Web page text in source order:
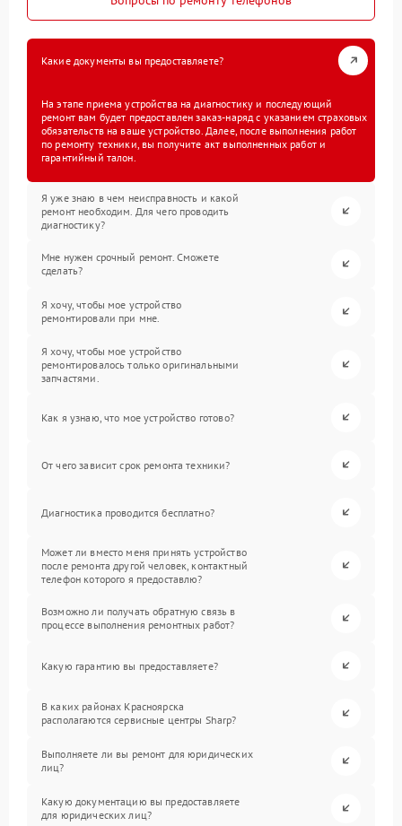
Какие документы вы предоставляете?
На этапе приема устройства на диагностику и последующий
ремонт вам будет предоставлен заказ-наряд с указанием страховых
обязательств на ваше устройство. Далее, после выполнения работ
по ремонту техники, вы получите акт выполненных работ и
гарантийный талон.
Я уже знаю в чем неисправность и какой
ремонт необходим. Для чего проводить
диагностику?
Мне нужен срочный ремонт. Сможете
сделать?
Я хочу, чтобы мое устройство
ремонтировали при мне.
Я хочу, чтобы мое устройство
ремонтировалось только оригинальными
запчастями.
Как я узнаю, что мое устройство готово?
От чего зависит срок ремонта техники?
Диагностика проводится бесплатно?
Может ли вместо меня принять устройство
после ремонта другой человек, контактный
телефон которого я предоставлю?
Возможно ли получать обратную связь в
процессе выполнения ремонтных работ?
Какую гарантию вы предоставляете?
В каких районах Красноярска
располагаются сервисные центры Sharp?
Выполняете ли вы ремонт для юридических
лиц?
Какую документацию вы предоставляете
для юридических лиц?